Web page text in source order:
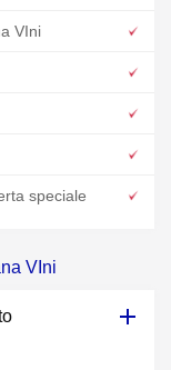
VIni
speciale
VIni